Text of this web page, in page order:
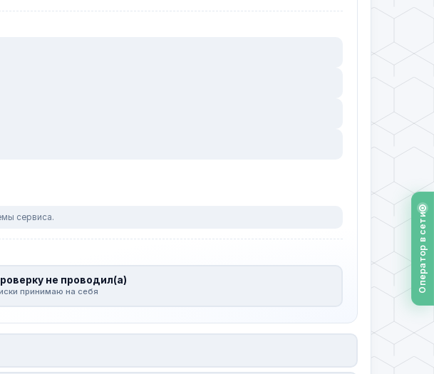
сервиса.
не проводил(а)
принимаю на себя Оператор в сети